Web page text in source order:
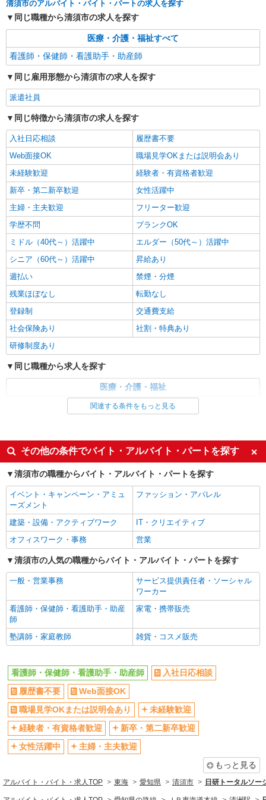
清須市のアルバイト・バイト・パートの求人を探す
同じ職種から清須市の求人を探す
医療・介護・福祉すべて
看護師・保健師・看護助手・助産師
同じ雇用形態から清須市の求人を探す
派遣社員
同じ特徴から清須市の求人を探す
入社日応相談
履歴書不要
Web面接OK
職場見学OKまたは説明会あり
未経験歓迎
経験者・有資格者歓迎
新卒・第二新卒歓迎
女性活躍中
主婦・主夫歓迎
フリーター歓迎
学歴不問
ブランクOK
ミドル（40代～）活躍中
エルダー（50代～）活躍中
シニア（60代～）活躍中
昇給あり
週払い
禁煙・分煙
残業ほぼなし
転勤なし
登録制
交通費支給
社会保険あり
社割・特典あり
研修制度あり
同じ職種から求人を探す
医療・介護・福祉
看護師・保健師・看護助手・助産師
未経験歓迎
ミドル（40代～）活躍中
交通費支給
社会保険あり
関連する条件をもっと見る
その他の条件でバイト・アルバイト・パートを探す
清須市の職種からバイト・アルバイト・パートを探す
イベント・キャンペーン・アミュ
ーズメント
ファッション・アパレル
建築・設備・アクティブワーク
IT・クリエイティブ
オフィスワーク・事務
営業
清須市の人気の職種からバイト・アルバイト・パートを探す
一般・営業事務
サービス提供責任者・ソーシャル
ワーカー
看護師・保健師・看護助手・助産
師
家電・携帯販売
塾講師・家庭教師 雑貨・コスメ販売
看護師・保健師・看護助手・助産師
入社日応相談
履歴書不要
Web面接OK
職場見学OKまたは説明会あり
未経験歓迎
経験者・有資格者歓迎
新卒・第二新卒歓迎
女性活躍中
主婦・主夫歓迎
もっと見る
アルバイト・バイト・求人TOP 東海 愛知県 清須市 日研トータルソ